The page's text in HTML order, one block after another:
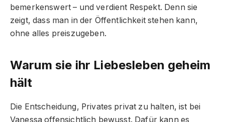
bemerkenswert – und verdient Respekt. Denn sie
zeigt, dass man in der Öffentlichkeit stehen kann,
ohne alles preiszugeben.
Warum sie ihr Liebesleben geheim
hält
Die Entscheidung, Privates privat zu halten, ist bei
Vanessa offensichtlich bewusst. Dafür kann es